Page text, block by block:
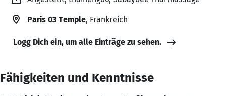
Paris 03 Temple, Frankreich
Logg Dich ein, um alle Einträge zu sehen.
Fähigkeiten und Kenntnisse